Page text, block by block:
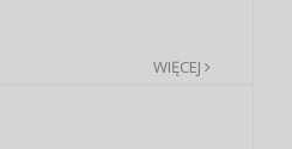
WIĘCEJ